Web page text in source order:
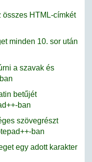
összes HTML-címkét
minden 10. sor után
a szavak és
betűjét
ban
szövegrészt
ban
egy adott karakter